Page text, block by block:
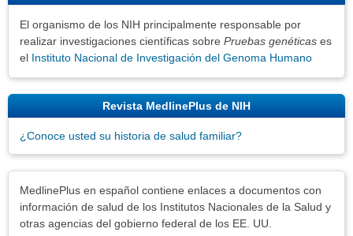
El organismo de los NIH principalmente responsable por
realizar investigaciones científicas sobre Pruebas genéticas es
el Instituto Nacional de Investigación del Genoma Humano
Revista MedlinePlus de NIH
¿Conoce usted su historia de salud familiar?
MedlinePlus en español contiene enlaces a documentos con
información de salud de los Institutos Nacionales de la Salud y
otras agencias del gobierno federal de los EE. UU.